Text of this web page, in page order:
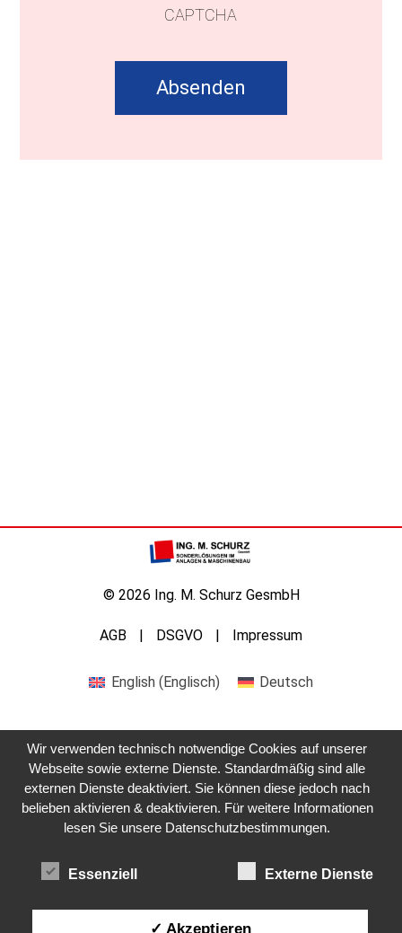
CAPTCHA
© 2026 Ing. M. Schurz GesmbH
AGB DSGVO Impressum
English(Englisch) Deutsch
Wir verwenden technisch notwendige Cookies auf unserer
Webseite sowie externe Dienste. Standardmäßig sind alle
externen Dienste deaktiviert. Sie können diese jedoch nach
belieben aktivieren & deaktivieren. Für weitere Informationen
lesen Sie unsere Datenschutzbestimmungen.
Essenziell Externe Dienste
✓ Akzeptieren